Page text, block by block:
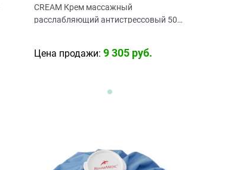
CREAM Крем массажный
расслабляющий антистрессовый 500
Цена продажи: 9 305 руб.